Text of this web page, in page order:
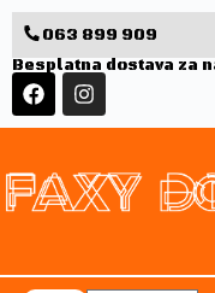
063 899 909
Besplatna dostava za